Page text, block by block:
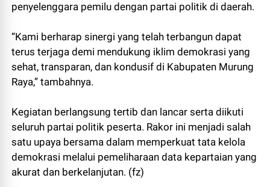
penyelenggara pemilu dengan partai politik di daerah.
“Kami berharap sinergi yang telah terbangun dapat
terus terjaga demi mendukung iklim demokrasi yang
sehat, transparan, dan kondusif di Kabupaten Murung
Raya,” tambahnya.
Kegiatan berlangsung tertib dan lancar serta diikuti
seluruh partai politik peserta. Rakor ini menjadi salah
satu upaya bersama dalam memperkuat tata kelola
demokrasi melalui pemeliharaan data kepartaian yang
akurat dan berkelanjutan. (fz)